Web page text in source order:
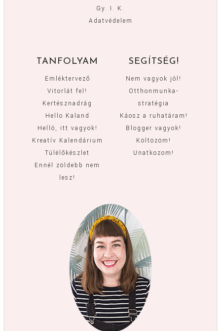
Gy. I. K.
Adatvédelem
TANFOLYAM
Emléktervező
Vitorlát fel!
Kertésznadrág
Hello Kaland
Helló, itt vagyok!
Kreatív Kalendárium
Túlélőkészlet
Ennél zöldebb nem
lesz!
SEGÍTSÉG!
Nem vagyok jól!
Otthonmunka-
stratégia
Káosz a ruhatáram!
Blogger vagyok!
Költözöm!
Unatkozom!